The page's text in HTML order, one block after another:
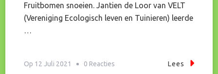
Fruitbomen snoeien. Jantien de Loor van VELT
(Vereniging Ecologisch leven en Tuinieren) leerde
…
Op 12 Juli 2021 0 Reacties Lees